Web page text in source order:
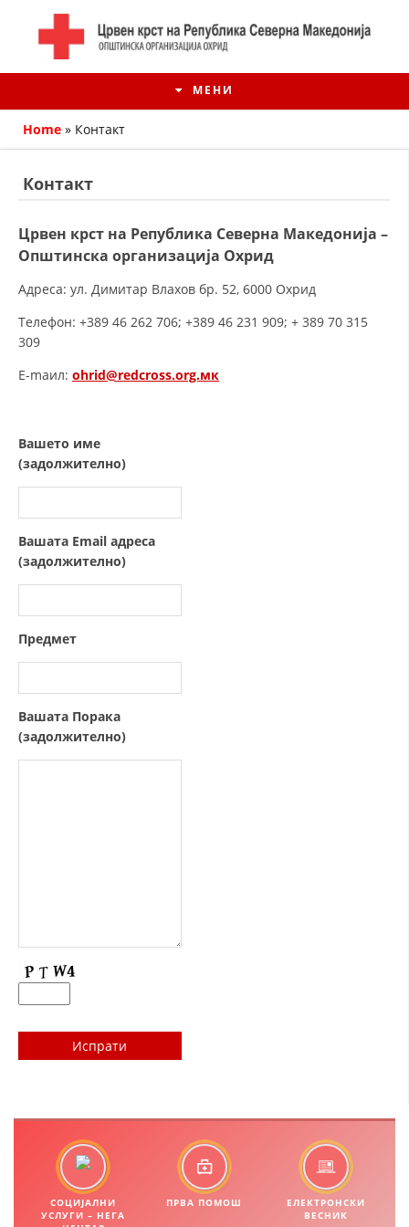
МЕНИ
ИСТОРИЈАТ НА ДВИЖЕЊЕТО
ЧЛЕНСТВО ВО ПРОФЕСИОНАЛНИ ТЕЛА
УПОТРЕБА И ЗАШТИТА НА АМБЛЕМОТ
ПОДГОТВЕНОСТ И ДЕЈСТВО ПРИ КАТАСТРОФИ
ОДНОСИ СО ЈАВНОСТ
ИСТРАЖУВАЊЕ НА ЈАВНО МИСЛЕЊЕ
Home » Контакт
Контакт
Црвен крст на Република Северна Македонија –
Општинска организација Охрид
Адреса: ул. Димитар Влахов бр. 52, 6000 Охрид
Телефон: +389 46 262 706; +389 46 231 909; + 389 70 315
309
E-mаил: ohrid@redcross.org.мк
Вашето име
(задолжително)
Вашата Email адреса
(задолжително)
Предмет
Вашата Порака
(задолжително)
СОЦИЈАЛНИ
УСЛУГИ – НЕГА
ПРВА ПОМОШ
ЕЛЕКТРОНСКИ
ВЕСНИК